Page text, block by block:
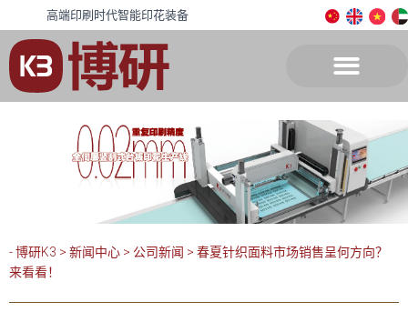
高端印刷时代智能印花装备
- 博研K3 > 新闻中心 > 公司新闻 > 春夏针织面料市场销售呈何方向？
来看看！